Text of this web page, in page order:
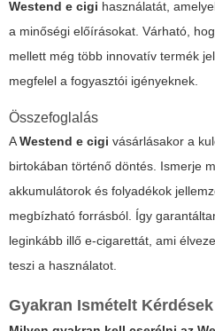
Westend e cigi használatát,
a minőségi előírásokat. Várható,
mellett még több innovatív termék
megfelel a fogyasztói igényeknek.
Összefoglalás
AWestend e cigi vásárlásakor a
birtokában történő döntés. Ismerje
akkumulátorok és folyadékok
megbízható forrásból. Így
leginkább illő e-cigarettát, ami
teszi a használatot.
Gyakran Ismételt